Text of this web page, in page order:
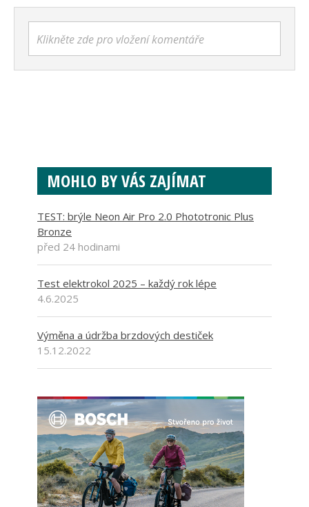
Klikněte zde pro vložení komentáře
MOHLO BY VÁS ZAJÍMAT
TEST: brýle Neon Air Pro 2.0 Phototronic Plus
Bronze
před 24 hodinami
Test elektrokol 2025 – každý rok lépe
4.6.2025
Výměna a údržba brzdových destiček
15.12.2022